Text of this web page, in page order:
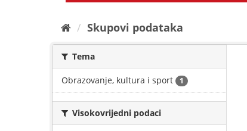
Skupovi podаtаkа
Tema
Obrazovanje, kultura i sport 1
Visokovrijedni podaci